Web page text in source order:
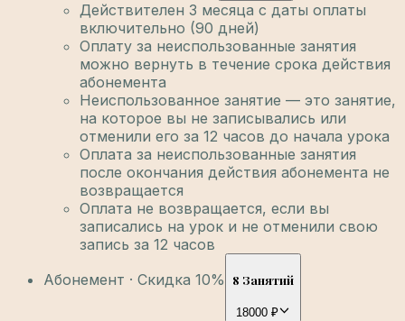
Действителен 3 месяца с даты оплаты
включительно (90 дней)
Оплату за неиспользованные занятия
можно вернуть в течение срока действия
абонемента
Неиспользованное занятие — это занятие,
на которое вы не записывались или
отменили его за 12 часов до начала урока
Оплата за неиспользованные занятия
после окончания действия абонемента не
возвращается
Оплата не возвращается, если вы
записались на урок и не отменили свою
запись за 12 часов
Абонемент · Скидка 10%
8 Занятий
18000 ₽